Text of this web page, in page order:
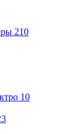
210
10